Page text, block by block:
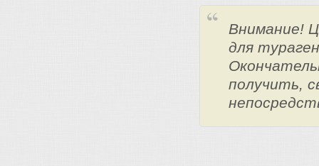
Внимание!
для
получить,